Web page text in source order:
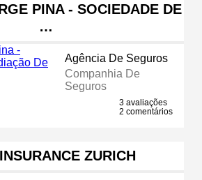
PINA - SOCIEDADE DE
…
Agência De Seguros
Companhia De
Seguros
3 avaliações
2 comentários
ZURICH